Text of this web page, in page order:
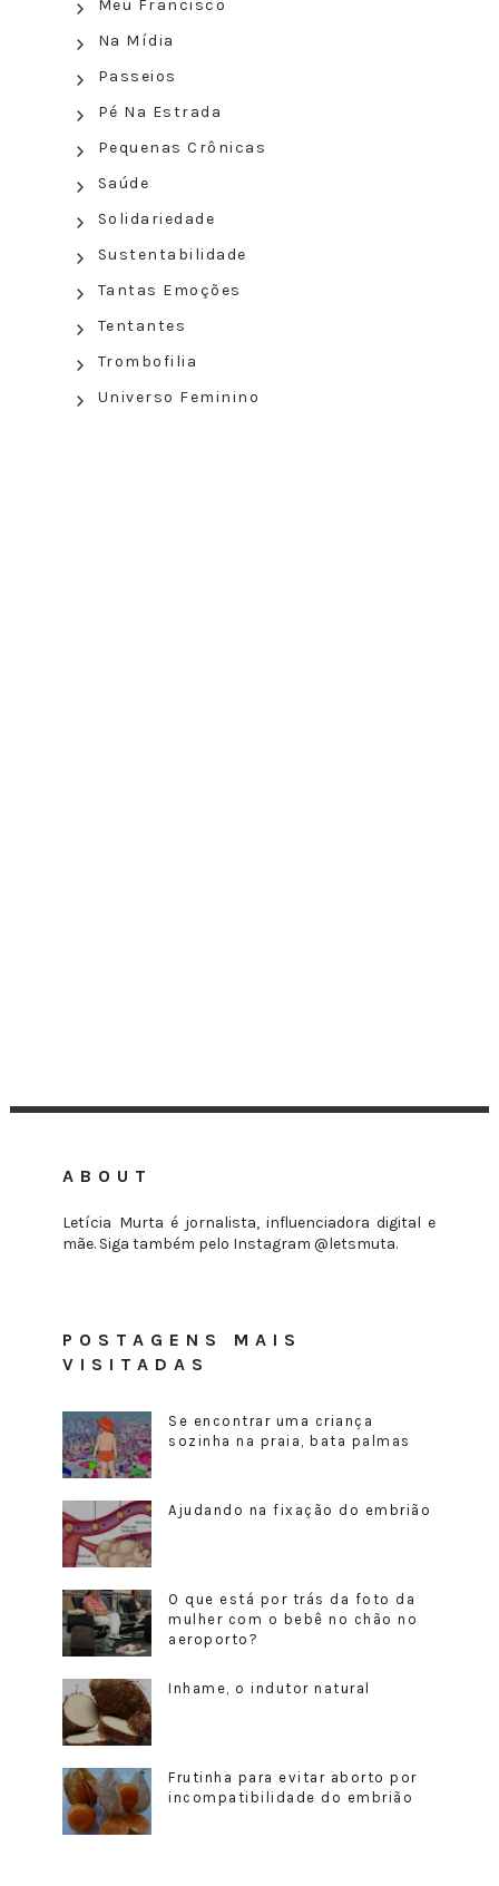
Meu Francisco
Na Mídia
Passeios
Pé Na Estrada
Pequenas Crônicas
Saúde
Solidariedade
Sustentabilidade
Tantas Emoções
Tentantes
Trombofilia
Universo Feminino
ABOUT
Letícia Murta é jornalista, influenciadora digital e
mãe. Siga também pelo Instagram @letsmuta.
POSTAGENS MAIS
VISITADAS
Se encontrar uma criança
sozinha na praia, bata palmas
Ajudando na fixação do embrião
O que está por trás da foto da
mulher com o bebê no chão no
aeroporto?
Inhame, o indutor natural
Frutinha para evitar aborto por
incompatibilidade do embrião